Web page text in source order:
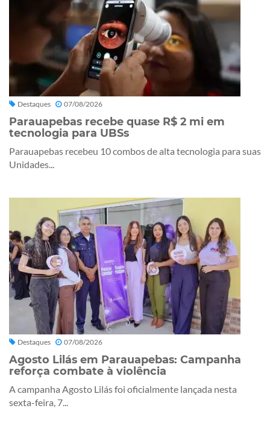
Destaques 07/08/2026
Parauapebas recebe quase R$ 2 mi em
tecnologia para UBSs
Parauapebas recebeu 10 combos de alta tecnologia para suas
Unidades...
Destaques 07/08/2026
Agosto Lilás em Parauapebas: Campanha
reforça combate à violência
A campanha Agosto Lilás foi oficialmente lançada nesta
sexta-feira, 7...